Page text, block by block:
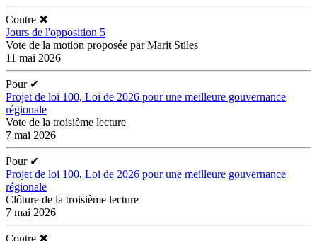
Contre ✖
Jours de l'opposition 5
Vote de la motion proposée par Marit Stiles
11 mai 2026
Pour ✔
Projet de loi 100, Loi de 2026 pour une meilleure gouvernance
régionale
Vote de la troisième lecture
7 mai 2026
Pour ✔
Projet de loi 100, Loi de 2026 pour une meilleure gouvernance
régionale
Clôture de la troisième lecture
7 mai 2026
Contre ✖